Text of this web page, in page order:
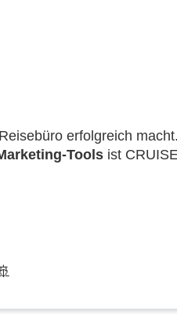
erfolgreich
Tools ist